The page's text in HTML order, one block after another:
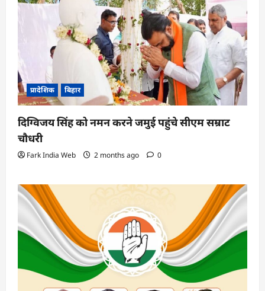
प्रादेशिक बिहार
दिग्विजय सिंह को नमन करने जमुई पहुंचे सीएम सम्राट
चौधरी
Fark India Web 2 months ago 0